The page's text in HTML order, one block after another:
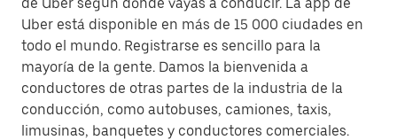
Uber está disponible en más de 15 000 ciudades en
todo el mundo. Registrarse es sencillo para la
mayoría de la gente. Damos la bienvenida a
conductores de otras partes de la industria de la
conducción, como autobuses, camiones, taxis,
limusinas, banquetes y conductores comerciales.